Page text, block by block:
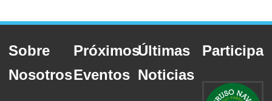
Sobre
Nosotros
Próximos
Eventos
Últimas
Noticias
Participa